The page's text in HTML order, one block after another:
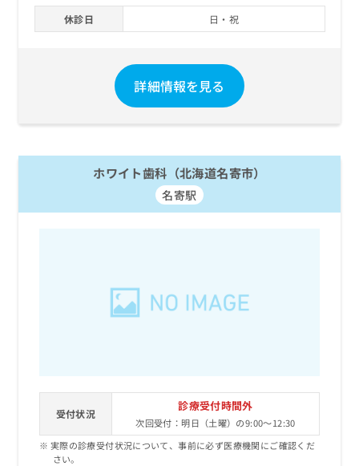
休診日 日・祝
詳細情報を見る
ホワイト歯科（北海道名寄市）
名寄駅
受付状況
診療受付時間外
次回受付：明日（土曜）の9:00～12:30
実際の診療受付状況について、事前に必ず医療機関にご確認くだ
さい。